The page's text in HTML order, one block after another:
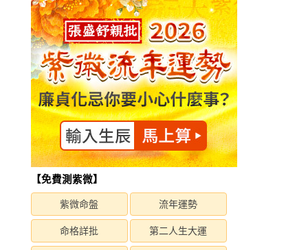
【免費測紫微】
紫微命盤 流年運勢
命格詳批 第二人生大運